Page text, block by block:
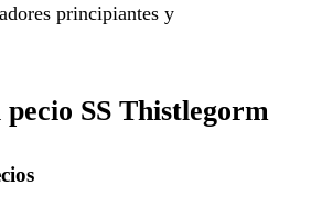
principiantes y
pecio SS Thistlegorm